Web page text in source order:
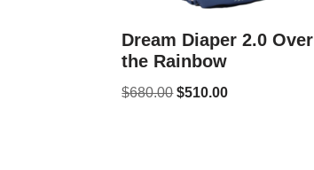
Dream Diaper 2.0 Over
the Rainbow
$680.00 $510.00